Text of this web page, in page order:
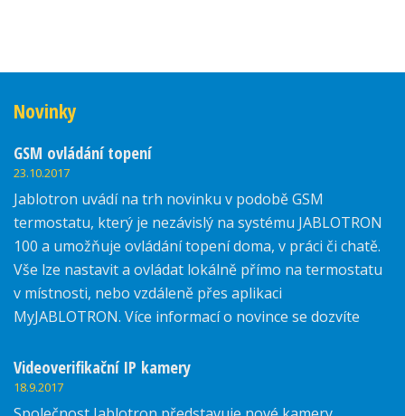
Novinky
GSM ovládání topení
23.10.2017
Jablotron uvádí na trh novinku v podobě GSM
termostatu, který je nezávislý na systému JABLOTRON
100 a umožňuje ovládání topení doma, v práci či chatě.
Vše lze nastavit a ovládat lokálně přímo na termostatu
v místnosti, nebo vzdáleně přes aplikaci
MyJABLOTRON. Více informací o novince se dozvíte
Videoverifikační IP kamery
18.9.2017